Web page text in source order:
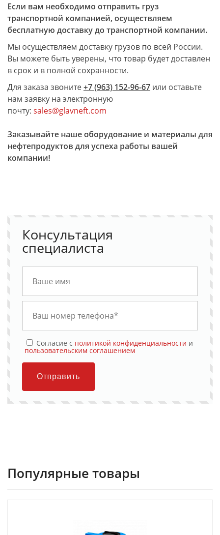
Если вам необходимо отправить груз
транспортной компанией, осуществляем
бесплатную доставку до транспортной компании.
Мы осуществляем доставку грузов по всей России.
Вы можете быть уверены, что товар будет доставлен
в срок и в полной сохранности.
Для заказа звоните+7 (963) 152-96-67 или оставьте
нам заявку на электронную
почту: sales@glavneft.com
Заказывайте наше оборудование и материалы для
нефтепродуктов для успеха работы вашей
компании!
Консультация
специалиста
Cогласие с политикой конфиденциальности и
пользовательским соглашением
Отправить
Популярные товары